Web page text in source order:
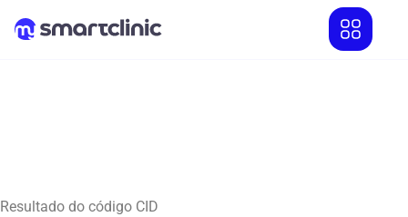
Resultado do código CID